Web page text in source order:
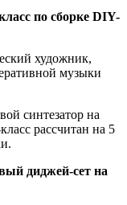
по сборке DIY-
художник,
музыки
синтезатор на
рассчитан на 5
диджей-сет на